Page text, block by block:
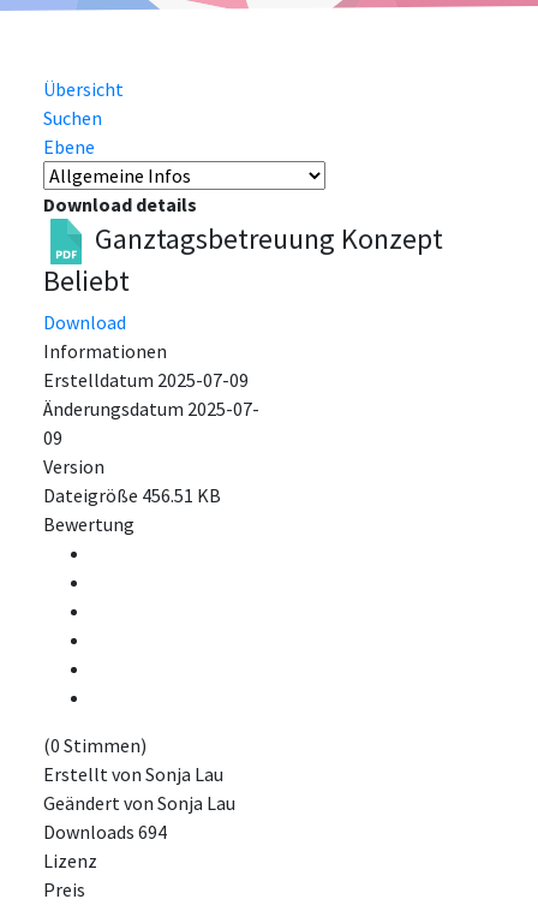
Übersicht
Suchen
Ebene
Download details
Ganztagsbetreuung Konzept
Beliebt
Download
Informationen
Erstelldatum 2025-07-09
Änderungsdatum 2025-07-
09
Version
Dateigröße 456.51 KB
Bewertung
(0 Stimmen)
Erstellt von Sonja Lau
Geändert von Sonja Lau
Downloads 694
Lizenz
Preis